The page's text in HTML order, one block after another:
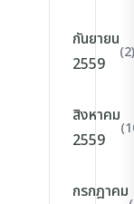
กันยายน
2559
(2)
สิงหาคม
2559
กรกฎาคม